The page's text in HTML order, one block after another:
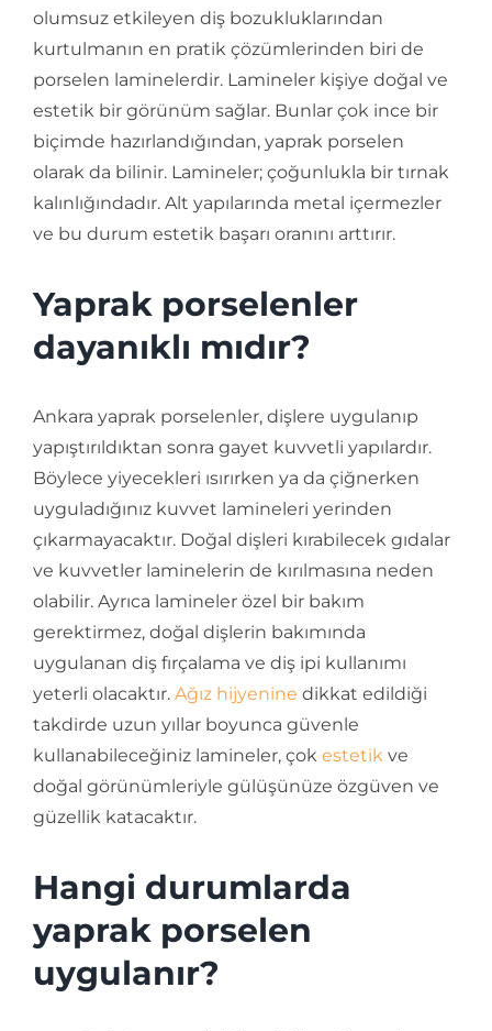
olumsuz etkileyen diş bozukluklarından
kurtulmanın en pratik çözümlerinden biri de
porselen laminelerdir. Lamineler kişiye doğal ve
estetik bir görünüm sağlar. Bunlar çok ince bir
biçimde hazırlandığından, yaprak porselen
olarak da bilinir. Lamineler; çoğunlukla bir tırnak
kalınlığındadır. Alt yapılarında metal içermezler
ve bu durum estetik başarı oranını arttırır.
Yaprak porselenler
dayanıklı mıdır?
Ankara yaprak porselenler, dişlere uygulanıp
yapıştırıldıktan sonra gayet kuvvetli yapılardır.
Böylece yiyecekleri ısırırken ya da çiğnerken
uyguladığınız kuvvet lamineleri yerinden
çıkarmayacaktır. Doğal dişleri kırabilecek gıdalar
ve kuvvetler laminelerin de kırılmasına neden
olabilir. Ayrıca lamineler özel bir bakım
gerektirmez, doğal dişlerin bakımında
uygulanan diş fırçalama ve diş ipi kullanımı
yeterli olacaktır. Ağız hijyenine dikkat edildiği
takdirde uzun yıllar boyunca güvenle
kullanabileceğiniz lamineler, çokestetikve
doğal görünümleriyle gülüşünüze özgüven ve
güzellik katacaktır.
Hangi durumlarda
yaprak porselen
uygulanır?